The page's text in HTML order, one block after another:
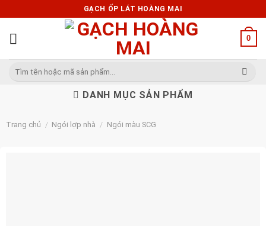
to
content
GẠCH ỐP LÁT HOÀNG MAI
0
Tìm
DANH MỤC SẢN PHẨM
Trang chủ / Ngói lợp nhà / Ngói màu SCG